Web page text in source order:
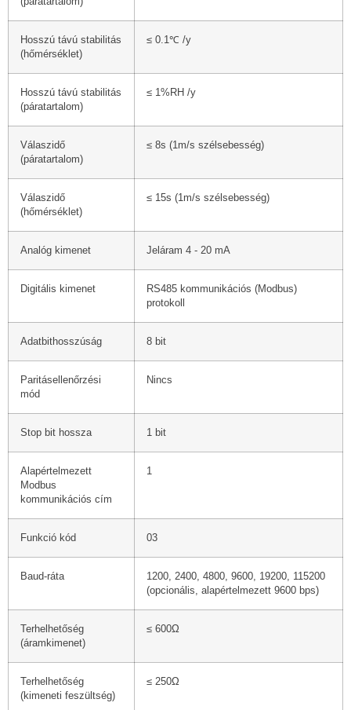
Hosszú távú stabilitás
(hőmérséklet)
≤ 0.1℃ /y
Hosszú távú stabilitás
(páratartalom)
≤ 1%RH /y
Válaszidő
(páratartalom)
≤ 8s (1m/s szélsebesség)
Válaszidő
(hőmérséklet)
≤ 15s (1m/s szélsebesség)
Analóg kimenet Jeláram 4 - 20 mA
Digitális kimenet
RS485 kommunikációs (Modbus)
protokoll
Adatbithosszúság 8 bit
Paritásellenőrzési
mód
Nincs
Stop bit hossza 1 bit
Alapértelmezett
Modbus
kommunikációs cím
1
Funkció kód 03
Baud-ráta
1200, 2400, 4800, 9600, 19200, 115200
(opcionális, alapértelmezett 9600 bps)
Terhelhetőség
(áramkimenet)
≤ 600Ω
Terhelhetőség
(kimeneti feszültség)
≤ 250Ω